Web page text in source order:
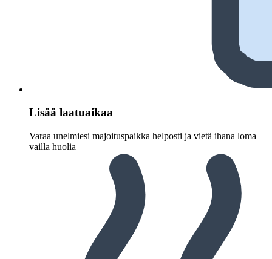
Lisää laatuaikaa
Varaa unelmiesi majoituspaikka helposti ja vietä ihana loma
vailla huolia